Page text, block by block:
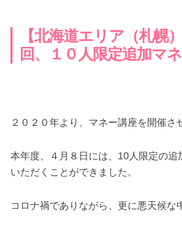
【北海道エリア（札幌
回、１０人限定追加マ
２０２０年より、マネー講座を開催さ
本年度、４月８日には、10人限定の追
いただくことができました。
コロナ禍でありながら、更に悪天候な